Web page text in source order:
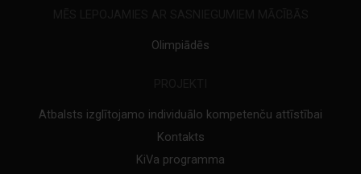
Olimpiādēs
Atbalsts izglītojamo individuālo kompetenču attīstībai
Kontakts
KiVa programma